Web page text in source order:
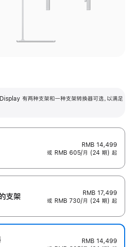
有两种支架和一种支架转换器可选，以满足
RMB 14,499
或 RMB 605/月 (24 期) 起
支‍架
RMB 17,499
或 RMB 730/月 (24 期) 起
RMB 14,499